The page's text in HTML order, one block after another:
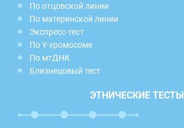
По отцовской линии
По материнской линии
Экспресс-тест
По Y-хромосоме
По мтДНК
Близнецовый тест
ЭТНИЧЕСКИЕ ТЕСТЫ